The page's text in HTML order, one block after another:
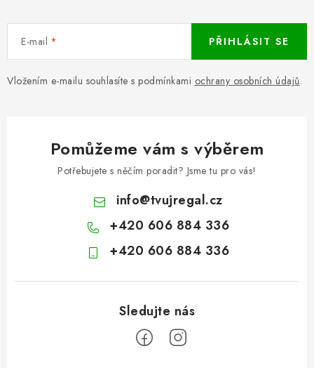
E-mail
Vložením e-mailu souhlasíte s podmínkami ochrany osobních údajů.
PŘIHLÁSIT SE
Pomůžeme vám s výběrem
Potřebujete s něčím poradit? Jsme tu pro vás!
info@tvujregal.cz
+420 606 884 336
+420 606 884 336